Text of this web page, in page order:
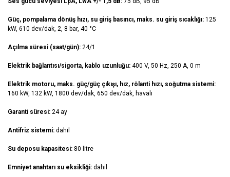
Güç, pompalama dönüş hızı, su giriş basıncı, maks. su giriş sıcaklığı: 125
kW, 610 dev/dak, 2, 8 bar, 40 °C
Açılma süresi (saat/gün): 24/1
Elektrik bağlantısı/sigorta, kablo uzunluğu: 400 V, 50 Hz, 250 A, 0 m
Elektrik motoru, maks. güç/güç çıkışı, hız, rölanti hızı, soğutma sistemi:
160 kW, 132 kW, 1800 dev/dak, 650 dev/dak, havalı
Garanti süresi: 24 ay
Antifriz sistemi: dahil
Su deposu kapasitesi: 80 litre
Emniyet anahtarı su eksikliği: dahil